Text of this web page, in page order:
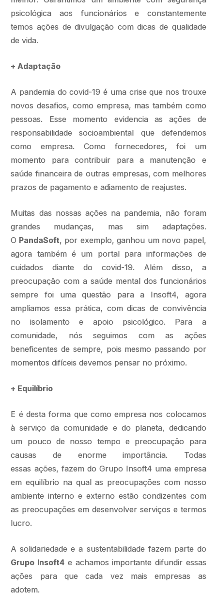
psicológica aos funcionários e constantemente
temos ações de divulgação com dicas de qualidade
de vida.
+ Adaptação
A pandemia do covid-19 é uma crise que nos trouxe
novos desafios, como empresa, mas também como
pessoas. Esse momento evidencia as ações de
responsabilidade socioambiental que defendemos
como empresa. Como fornecedores, foi um
momento para contribuir para a manutenção e
saúde financeira de outras empresas, com melhores
prazos de pagamento e adiamento de reajustes.
Muitas das nossas ações na pandemia, não foram
grandes mudanças, mas sim adaptações.
O PandaSoft, por exemplo, ganhou um novo papel,
agora também é um portal para informações de
cuidados diante do covid-19. Além disso, a
preocupação com a saúde mental dos funcionários
sempre foi uma questão para a Insoft4, agora
ampliamos essa prática, com dicas de convivência
no isolamento e apoio psicológico. Para a
comunidade, nós seguimos com as ações
beneficentes de sempre, pois mesmo passando por
momentos difíceis devemos pensar no próximo.
+ Equilíbrio
E é desta forma que como empresa nos colocamos
à serviço da comunidade e do planeta, dedicando
um pouco de nosso tempo e preocupação para
causas de enorme importância. Todas
essas ações, fazem do Grupo Insoft4 uma empresa
em equilíbrio na qual as preocupações com nosso
ambiente interno e externo estão condizentes com
as preocupações em desenvolver serviços e termos
lucro.
A solidariedade e a sustentabilidade fazem parte do
Grupo Insoft4 e achamos importante difundir essas
ações para que cada vez mais empresas as
adotem.